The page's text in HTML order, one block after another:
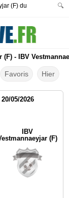
(F) du
🔍
(F) - IBV
Favoris Hier
05/2026
IBV
(F)